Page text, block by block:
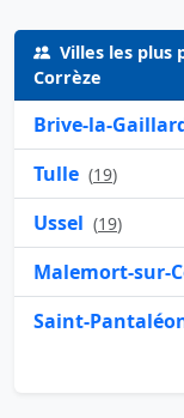
Villes les plus
Corrèze
Brive-la-
Tulle (19)
Ussel (19)
Malemort-sur-
Saint-